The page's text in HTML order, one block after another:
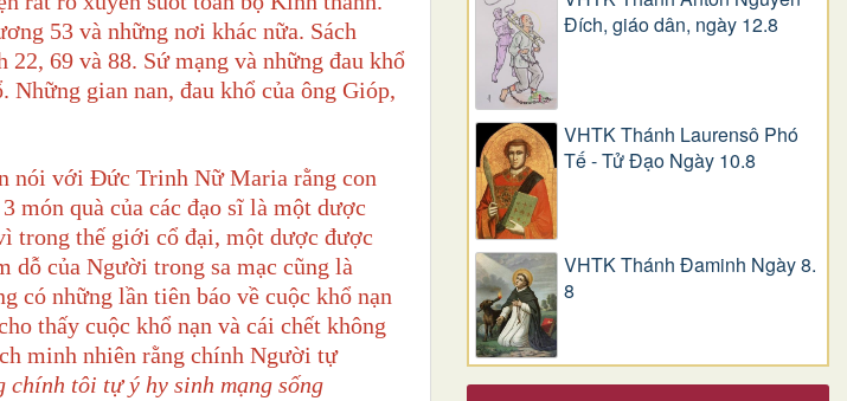
53 và những nơi khác nữa. Sách
69 và 88. Sứ mạng và những đau khổ
gian nan, đau khổ của ông Gióp,
nói với Đức Trinh Nữ Maria rằng con
món quà của các đạo sĩ là một dược
trong thế giới cổ đại, một dược được
dỗ của Người trong sa mạc cũng là
có những lần tiên báo về cuộc khổ nạn
thấy cuộc khổ nạn và cái chết không
minh nhiên rằng chính Người tự
chính tôi tự ý hy sinh mạng sống
Ðích, giáo dân, ngày 12.8
VHTK Thánh Laurensô Phó
Tế - Tử Đạo Ngày 10.8
VHTK Thánh Đaminh Ngày 8.
8